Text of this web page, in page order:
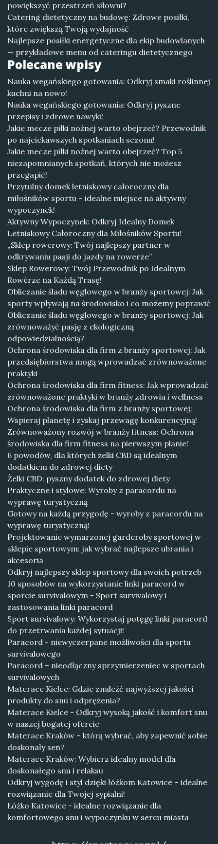
powiększyć przestrzeń siłowni?
Catering dietetyczny na budowę: Zdrowe posiłki,
które zwiększą Twoją wydajność
Najlepsze posiłki energetyczne dla ekip budowlanych
— przykładowe menu od cateringu dietetycznego
Polecane wpisy
Nauka wegańskiego gotowania: Odkryj smaki roślinnej
kuchni na nowo!
Nauka wegańskiego gotowania: Odkryj pyszne
przepisy i zdrowe nawyki!
Jakie mecze piłki nożnej warto obejrzeć? Przewodnik
po najciekawszych spotkaniach sezonu!
Jakie mecze piłki nożnej warto obejrzeć? Top 5
niezapomnianych spotkań, których nie możesz
przegapić!
Przytulny domek letniskowy całoroczny dla
miłośników sportu – idealne miejsce na aktywny
wypoczynek!
Aktywny Wypoczynek: Odkryj Idealny Domek
Letniskowy Całoroczny dla Miłośników Sportu!
„Sklep rowerowy: Twój najlepszy partner w
odkrywaniu pasji do jazdy na rowerze”
Sklep Rowerowy: Twój Przewodnik po Idealnym
Rowérze na Każdą Trasę!
Obliczanie śladu węglowego w branży sportowej: Jak
sporty wpływają na środowisko i co możemy poprawić
Obliczanie śladu węglowego w branży sportowej: Jak
zrównoważyć pasję z ekologiczną
odpowiedzialnością?
Ochrona środowiska dla firm z branży sportowej: Jak
przedsiębiorstwa mogą wprowadzać zrównoważone
praktyki
Ochrona środowiska dla firm fitness: Jak wprowadzać
zrównoważone praktyki w branży zdrowia i wellness
Ochrona środowiska dla firm z branży sportowej:
Wspieraj planetę i zyskaj przewagę konkurencyjną!
Zrównoważony rozwój w branży fitness: Ochrona
środowiska dla firm fitness na pierwszym planie!
6 powodów, dla których żelki CBD są idealnym
dodatkiem do zdrowej diety
Żelki CBD: pyszny dodatek do zdrowej diety
Praktyczne i stylowe: Wyroby z paracordu na
wyprawę turystyczną
Gotowy na każdą przygodę - wyroby z paracordu na
wyprawę turystyczną!
Projektowanie wymarzonej garderoby sportowej w
sklepie sportowym: jak wybrać najlepsze ubrania i
akcesoria
Odkryj najlepszy sklep sportowy dla swoich potrzeb
10 sposobów na wykorzystanie linki paracord w
sporcie survivalowym - Sport survivalowy i
zastosowania linki paracord
Sport survivalowy: Wykorzystaj potęgę linki paracord
do przetrwania każdej sytuacji!
Paracord - niewyczerpane możliwości dla sportu
survivalowego
Paracord – nieodłączny sprzymierzeniec w sportach
survivalowych
Materace Kielce: Gdzie znaleźć najwyższej jakości
produkty do snu i odprężenia?
Materace Kielce - Odkryj wysoką jakość i komfort snu
w naszej bogatej ofercie
Materace Kraków – którą wybrać, aby zapewnić sobie
doskonały sen?
Materace Kraków: Wybierz idealny model dla
doskonałego snu i relaksu
Odkryj wygodę i styl dzięki łóżkom Katowice – idealne
rozwiązanie dla Twojej sypialni!
Łóżko Katowice - idealne rozwiązanie dla
komfortowego snu i wypoczynku w sercu miasta